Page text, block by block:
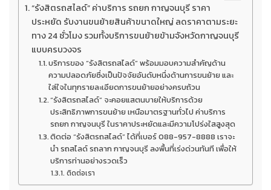
“รังสิตรถสไลด์” ค่าบริการ รถยก กาญจนบุรี ราคา
ประหยัด รับงานขนย้ายสินค้าขนาดใหญ่ ลดราคาตามระยะ
ทาง 24 ชั่วโมง รวมทั้งบริการขนย้ายข้ามจังหวัดกาญจนบุรี
แบบครบวงจร
บริการของ “รังสิตรถสไลด์” พร้อมมอบความสำคัญด้าน
ความปลอดภัยซึ่งเป็นปัจจัยอันดับหนึ่งด้านการขนย้าย และ
ใส่ใจในทุกรายละเอียดการขนย้ายอย่างครบถ้วน
“รังสิตรถสไลด์” จะคอยแสตนบายให้บริการด้วย
ประสิทธิภาพการขนย้าย เหนือมาตรฐานทั่วไป ค่าบริการ
รถยก กาญจนบุรี ในราคาประหยัดและมีความโปร่งใสสูงสุด
ติดต่อ “รังสิตรถสไลด์” ได้ที่เบอร์ 088-957-8888 เราจะ
นำ รถสไลด์ รถลาก กาญจนบุรี ลงพื้นที่เร่งด่วนทันที เพื่อให้
บริการท่านอย่างรวดเร็ว
ติดต่อเรา